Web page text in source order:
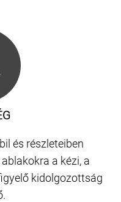
és részleteiben
a kézi, a
kidolgozottság